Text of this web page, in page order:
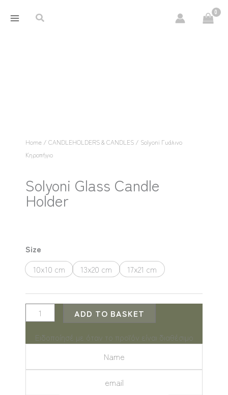
Search
Home / CANDLEHOLDERS & CANDLES / Solyoni Γυάλινο
Κηροπήγιο
Solyoni Glass Candle
Holder
Size
10x10 cm
13x20 cm 17x21 cm
Solyoni
Γυάλινο
Κηροπήγιο
ADD TO BASKET
Ειδοποίησέ με όταν το προϊόν είναι διαθέσιμο